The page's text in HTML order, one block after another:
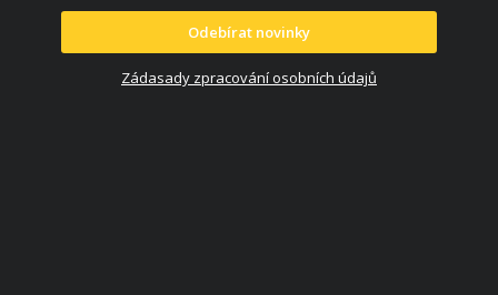
Odebírat novinky
Zádasady zpracování osobních údajů